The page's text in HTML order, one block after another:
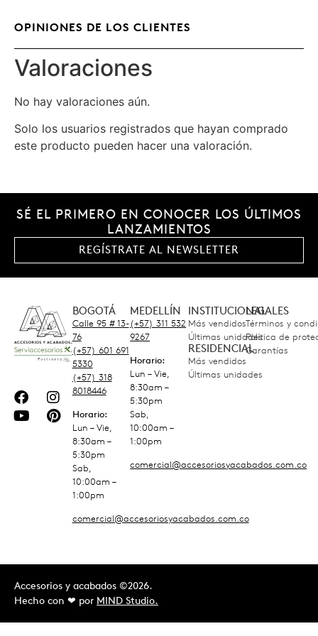
OPINIONES DE LOS CLIENTES
Valoraciones
No hay valoraciones aún.
Solo los usuarios registrados que hayan comprado
este producto pueden hacer una valoración.
SÉ EL PRIMERO EN CONOCER LOS ÚLTIMOS
LANZAMIENTOS
REGÍSTRATE AL NEWSLETTER
BOGOTÁ
Calle 95 # 13-
76
(+57) 601 691
5330
(+57) 318
8018446
Horario:
Lun – Vie,
8:30am –
5:30pm
Sab,
10:00am –
1:00pm
comercial@accesoriosyacabados.com.co
MEDELLÍN
(+57) 311 532
9267
Horario:
Lun – Vie,
8:30am –
5:30pm
Sab,
10:00am –
1:00pm
comercial@accesoriosyacabados.com.co
INSTITUCIONAL
Más vendidos
Últimas unidades
RESIDENCIAL
Más vendidos
Últimas unidades
LEGALES
Términos y
Política de
Garantías
Accesorios y acabados ©2026.
Hecho con ❤︎ por MIND Studio.